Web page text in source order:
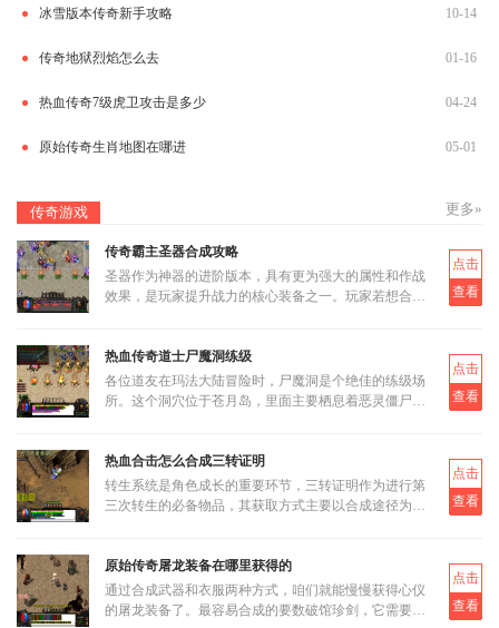
冰雪版本传奇新手攻略 10-14
传奇地狱烈焰怎么去 01-16
热血传奇7级虎卫攻击是多少 04-24
原始传奇生肖地图在哪进 05-01
传奇游戏 更多»
传奇霸主圣器合成攻略
圣器作为神器的进阶版本，具有更为强大的属性和作战
效果，是玩家提升战力的核心装备之一。玩家若想合成
点击
查看
热血传奇道士尸魔洞练级
各位道友在玛法大陆冒险时，尸魔洞是个绝佳的练级场
所。这个洞穴位于苍月岛，里面主要栖息着恶灵僵尸和
点击
查看
热血合击怎么合成三转证明
转生系统是角色成长的重要环节，三转证明作为进行第
三次转生的必备物品，其获取方式主要以合成途径为
点击
查看
原始传奇屠龙装备在哪里获得的
通过合成武器和衣服两种方式，咱们就能慢慢获得心仪
的屠龙装备了。最容易合成的要数破馆珍剑，它需要的
点击
查看